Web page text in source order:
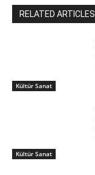
RELATED ARTICLES
Kültür Sanat
Kültür Sanat